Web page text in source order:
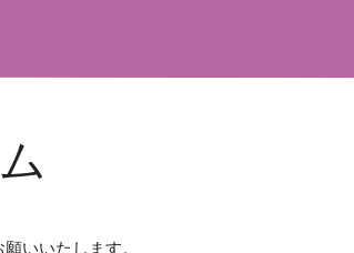
いいたします。